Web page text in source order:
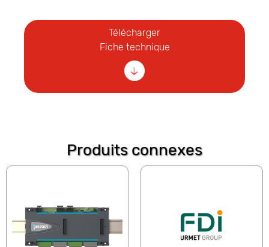
Télécharger
Fiche technique
Produits connexes